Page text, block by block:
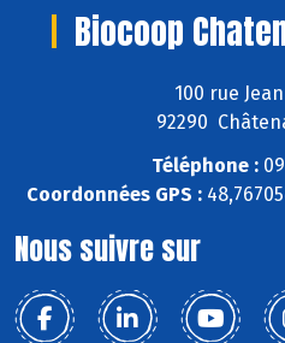
Biocoop
100 rue
92290
Téléphone :
Coordonnées GPS :
Nous suivre sur